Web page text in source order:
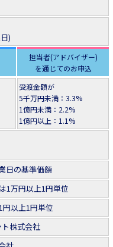
)
担当者(アドバイザー)
を通じてのお申込
受渡金額が
5千万円未満：3.3%
1億円未満：2.2%
1億円以上：1.1%
日の基準価額
1万円以上1円単位
以上1円単位
株式会社